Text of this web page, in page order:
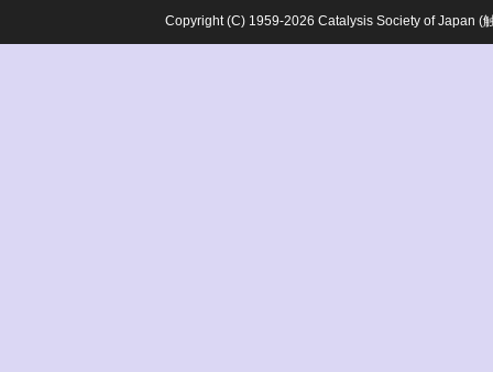
Copyright (C) 1959-2026 Catalysis Society of Japan (